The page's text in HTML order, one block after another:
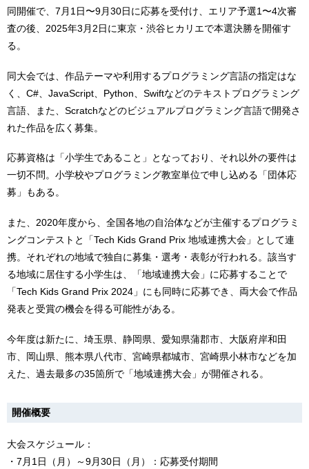
同開催で、7月1日〜9月30日に応募を受付け、エリア予選1〜4次審
査の後、2025年3月2日に東京・渋谷ヒカリエで本選決勝を開催す
る。
同大会では、作品テーマや利用するプログラミング言語の指定はな
く、C#、JavaScript、Python、Swiftなどのテキストプログラミング
言語、また、Scratchなどのビジュアルプログラミング言語で開発さ
れた作品を広く募集。
応募資格は「小学生であること」となっており、それ以外の要件は
一切不問。小学校やプログラミング教室単位で申し込める「団体応
募」もある。
また、2020年度から、全国各地の自治体などが主催するプログラミ
ングコンテストと「Tech Kids Grand Prix 地域連携大会」として連
携。それぞれの地域で独自に募集・選考・表彰が行われる。該当す
る地域に居住する小学生は、「地域連携大会」に応募することで
「Tech Kids Grand Prix 2024」にも同時に応募でき、両大会で作品
発表と受賞の機会を得る可能性がある。
今年度は新たに、埼玉県、静岡県、愛知県蒲郡市、大阪府岸和田
市、岡山県、熊本県八代市、宮崎県都城市、宮崎県小林市などを加
えた、過去最多の35箇所で「地域連携大会」が開催される。
開催概要
大会スケジュール：
・7月1日（月）～9月30日（月）：応募受付期間